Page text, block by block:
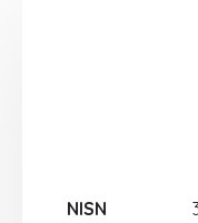
NISN